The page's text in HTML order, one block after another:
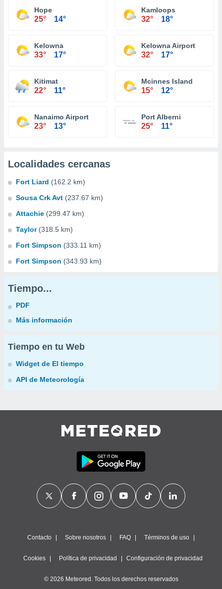
Hope
25° 14°
Kamloops
32° 18°
Kelowna
33° 17°
Kelowna Airport
32° 17°
Kitimat
22° 11°
Mcinnes Island
15° 12°
Nanaimo Airport
23° 13°
Port Alberni
25° 11°
Localidades cercanas
Fort Liard (162.2 km)
Sousa Crk Avt (237.67 km)
Attachie (299.47 km)
Taylor (318.5 km)
Fort Simpson (333.11 km)
Fort Simpson (343.93 km)
Tiempo...
PDF
Más información
Tiempo en tu Web
Widget de El tiempo
API de Meteorología
Contacto Sobre nosotros FAQ Términos de uso
Cookies Política de privacidad Configuración de privacidad
© 2026 Meteored. Todos los derechos reservados